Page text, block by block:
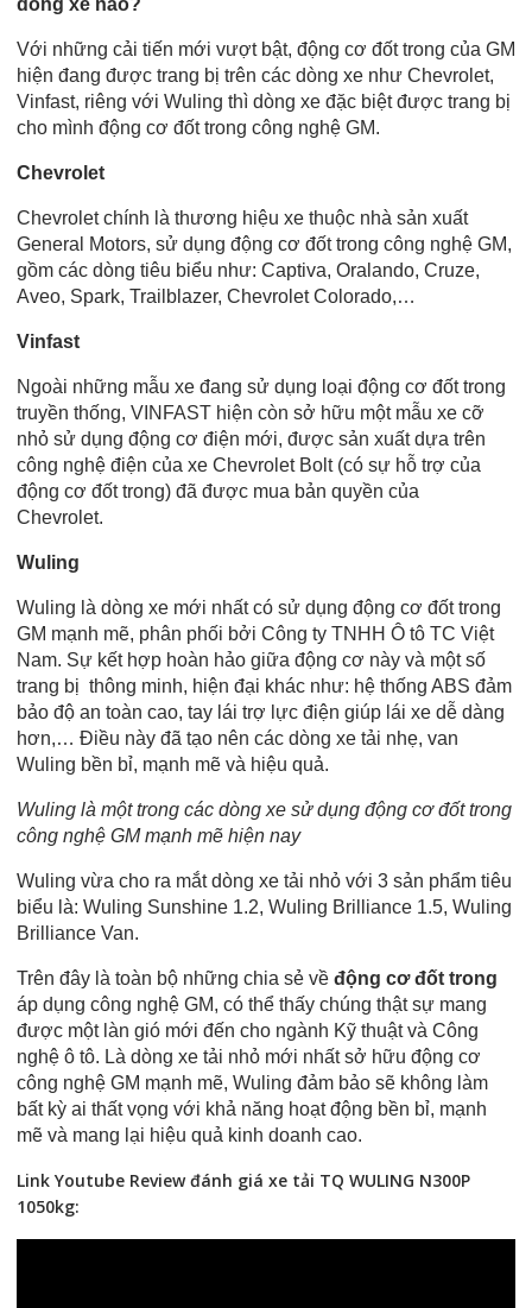
dòng xe nào?
Với những cải tiến mới vượt bật, động cơ đốt trong của GM
hiện đang được trang bị trên các dòng xe như Chevrolet,
Vinfast, riêng với Wuling thì dòng xe đặc biệt được trang bị
cho mình động cơ đốt trong công nghệ GM.
Chevrolet
Chevrolet chính là thương hiệu xe thuộc nhà sản xuất
General Motors, sử dụng động cơ đốt trong công nghệ GM,
gồm các dòng tiêu biểu như: Captiva, Oralando, Cruze,
Aveo, Spark, Trailblazer, Chevrolet Colorado,…
Vinfast
Ngoài những mẫu xe đang sử dụng loại động cơ đốt trong
truyền thống, VINFAST hiện còn sở hữu một mẫu xe cỡ
nhỏ sử dụng động cơ điện mới, được sản xuất dựa trên
công nghệ điện của xe Chevrolet Bolt (có sự hỗ trợ của
động cơ đốt trong) đã được mua bản quyền của
Chevrolet.
Wuling
Wuling là dòng xe mới nhất có sử dụng động cơ đốt trong
GM mạnh mẽ, phân phối bởi Công ty TNHH Ô tô TC Việt
Nam. Sự kết hợp hoàn hảo giữa động cơ này và một số
trang bị thông minh, hiện đại khác như: hệ thống ABS đảm
bảo độ an toàn cao, tay lái trợ lực điện giúp lái xe dễ dàng
hơn,… Điều này đã tạo nên các dòng xe tải nhẹ, van
Wuling bền bỉ, mạnh mẽ và hiệu quả.
Wuling là một trong các dòng xe sử dụng động cơ đốt trong
công nghệ GM mạnh mẽ hiện nay
Wuling vừa cho ra mắt dòng xe tải nhỏ với 3 sản phẩm tiêu
biểu là: Wuling Sunshine 1.2, Wuling Brilliance 1.5, Wuling
Brilliance Van.
Trên đây là toàn bộ những chia sẻ về động cơ đốt trong
áp dụng công nghệ GM, có thể thấy chúng thật sự mang
được một làn gió mới đến cho ngành Kỹ thuật và Công
nghệ ô tô. Là dòng xe tải nhỏ mới nhất sở hữu động cơ
công nghệ GM mạnh mẽ, Wuling đảm bảo sẽ không làm
bất kỳ ai thất vọng với khả năng hoạt động bền bỉ, mạnh
mẽ và mang lại hiệu quả kinh doanh cao.
Link Youtube Review đánh giá xe tải TQ WULING N300P
1050kg: